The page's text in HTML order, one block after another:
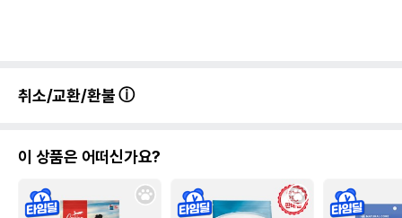
취소/교환/환불
이 상품은 어떠신가요?